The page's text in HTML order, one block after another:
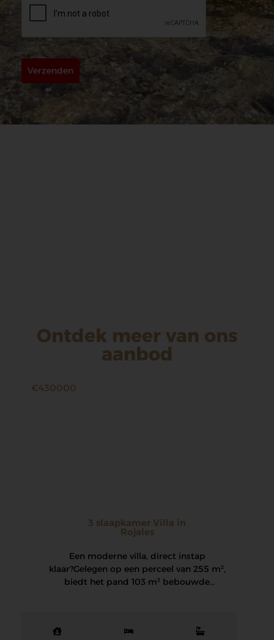
Verzenden
Ontdek meer van ons
aanbod
€430000
3 slaapkamer Villa in
Rojales
Een moderne villa, direct instap
klaar? Gelegen op een perceel van 255 m²,
biedt het pand 103 m² bebouwde